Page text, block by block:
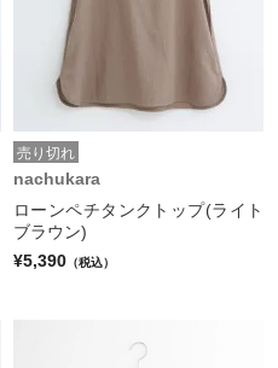
売り切れ
nachukara
ローンペチタンクトップ(ライト
ブラウン)
¥5,390 （税込）